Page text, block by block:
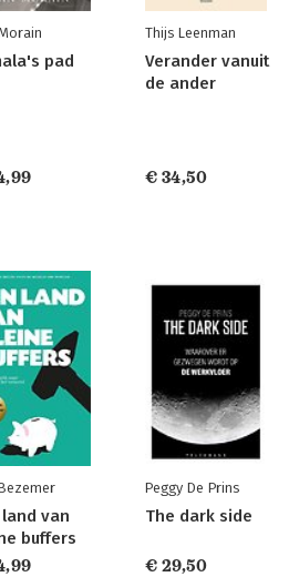
pad
Thijs Leenman
Verander vanuit
de ander
€ 34,50
land van
buffers
Peggy De Prins
The dark side
€ 29,50